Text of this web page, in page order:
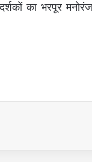
का भरपूर